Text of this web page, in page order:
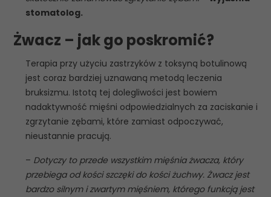
stomatolog.
Żwacz – jak go poskromić?
Terapia przy użyciu zastrzyków z toksyną botulinową
jest coraz bardziej uznawaną metodą leczenia
bruksizmu. Istotą tej dolegliwości jest bowiem
nadaktywność mięśni odpowiedzialnych za zaciskanie i
zgrzytanie zębami, które zamiast odpoczywać,
nieustannie pracują.
– Dotyczy to przede wszystkim mięśnia żwacza, który
przebiega od kości szczęki do kości żuchwy. Żwacz jest
bardzo silnym i zwartym mięśniem, którego funkcją jest